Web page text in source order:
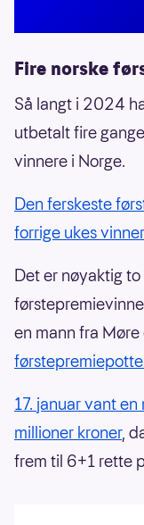
Fire norske
Så langt i 2024
utbetalt fire
vinnere i Norge.
Den ferskeste
forrige ukes
Det er nøyaktig
en mann fra
17. januar vant
millioner kroner,
frem til 6+1 rette